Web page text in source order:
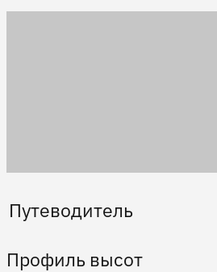
Путеводитель
Профиль высот